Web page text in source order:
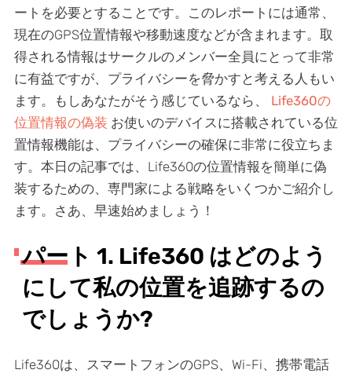
ートを必要とすることです。このレポートには通常、
現在のGPS位置情報や移動速度などが含まれます。取
得される情報はサークルのメンバー全員にとって非常
に有益ですが、プライバシーを脅かすと考える人もい
ます。もしあなたがそう感じているなら、 Life360の
位置情報の偽装 お使いのデバイスに搭載されている位
置情報機能は、プライバシーの確保に非常に役立ちま
す。本日の記事では、Life360の位置情報を簡単に偽
装するための、専門家による戦略をいくつかご紹介し
ます。さあ、早速始めましょう！
パート 1. Life360 はどのよう
にして私の位置を追跡するの
でしょうか?
Life360は、スマートフォンのGPS、Wi-Fi、携帯電話